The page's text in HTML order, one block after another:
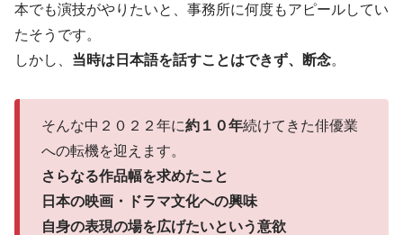
本でも演技がやりたいと、事務所に何度もアピールしてい
たそうです。
しかし、 当時は日本語を話すことはできず、断念。
そんな中２０２２年に約１０年続けてきた俳優業
への転機を迎えます。
さらなる作品幅を求めたこと
日本の映画・ドラマ文化への興味
自身の表現の場を広げたいという意欲